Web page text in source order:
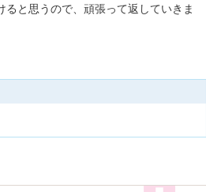
と思うので、頑張って返していきま